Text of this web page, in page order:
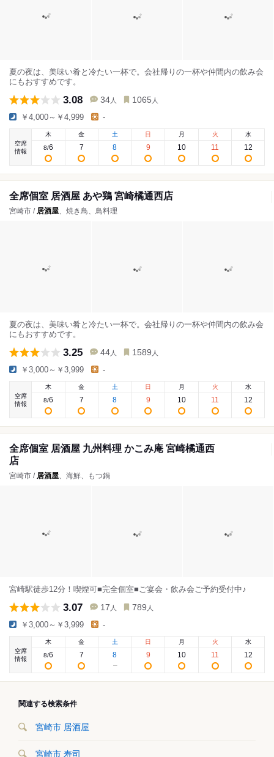
夏の夜は、美味い肴と冷たい一杯で。会社帰りの一杯や仲間内の飲み会
にもおすすめです。
3.08 34 人 1065 人
￥4,000～￥4,999 -
空席
情報
木
8/6
金
7
土
8
日
9
月
10
火
11
水
12
全席個室 居酒屋 あや鶏 宮崎橘通西店
宮崎市 / 居酒屋、焼き鳥、鳥料理
夏の夜は、美味い肴と冷たい一杯で。会社帰りの一杯や仲間内の飲み会
にもおすすめです。
3.25 44 人 1589 人
￥3,000～￥3,999 -
空席
情報
木
8/6
金
7
土
8
日
9
月
10
火
11
水
12
全席個室 居酒屋 九州料理 かこみ庵 宮崎橘通西
店
宮崎市 / 居酒屋、海鮮、もつ鍋
宮崎駅徒歩12分！喫煙可■完全個室■ご宴会・飲み会ご予約受付中♪
3.07 17 人 789 人
￥3,000～￥3,999 -
空席
情報
木
8/6
金
7
土
8
日
9
月
10
火
11
水
12
関連する検索条件
宮崎市 居酒屋
宮崎市 寿司